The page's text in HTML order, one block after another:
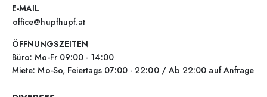
E-MAIL
office@hupfhupf.at
ÖFFNUNGSZEITEN
Büro: Mo-Fr 09:00 - 14:00
Miete: Mo-So, Feiertags 07:00 - 22:00 / Ab 22:00 auf Anfrage